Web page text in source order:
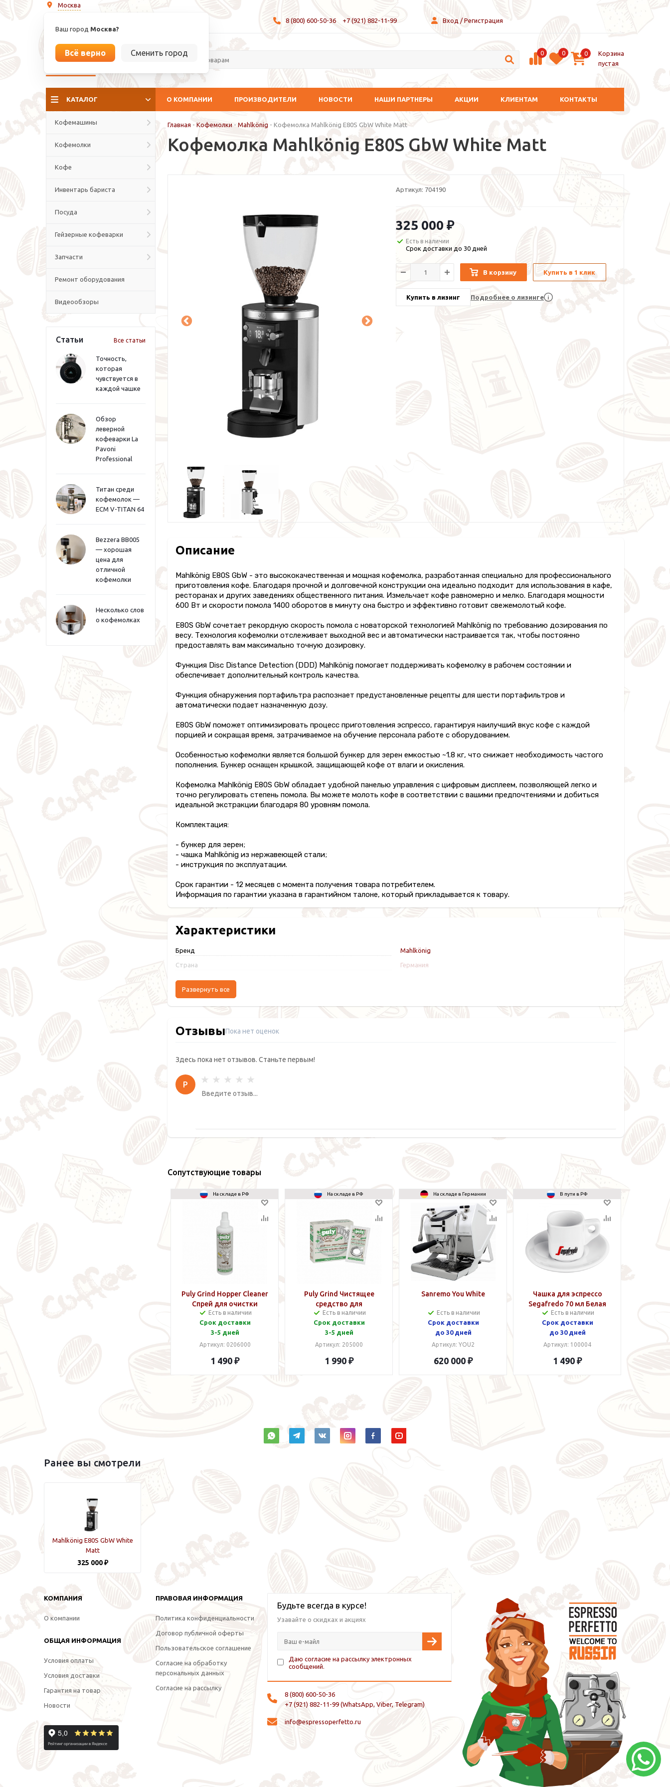
Москва
Ваш город Москва?
Всё верно Сменить город
8 (800) 600-50-36 +7 (921) 882-11-99 Вход / Регистрация
La culture del caffé 0 0 0
Корзина
пустая
КАТАЛОГ О КОМПАНИИ ПРОИЗВОДИТЕЛИ НОВОСТИ НАШИ ПАРТНЕРЫ АКЦИИ КЛИЕНТАМ КОНТАКТЫ
Кофемашины
Кофемолки
Кофе
Инвентарь бариста
Посуда
Гейзерные кофеварки
Запчасти
Ремонт оборудования
Видеообзоры
Статьи Все статьи
Точность,
которая
чувствуется в
каждой чашке
Обзор
леверной
кофеварки La
Pavoni
Professional
Титан среди
кофемолок —
ECM V-TITAN 64
Bezzera BB005
— хорошая
цена для
отличной
кофемолки
Несколько слов
о кофемолках
Главная - Кофемолки - Mahlkönig - Кофемолка Mahlkönig E80S GbW White Matt
Кофемолка Mahlkönig E80S GbW White Matt
Артикул: 704190
325 000 ₽
Есть в наличии
Срок доставки до 30 дней
В корзину Купить в 1 клик
Купить в лизинг Подробнее о лизинге
Описание
Mahlkönig E80S GbW - это высококачественная и мощная кофемолка, разработанная специально для профессионального
приготовления кофе. Благодаря прочной и долговечной конструкции она идеально подходит для использования в кафе,
ресторанах и других заведениях общественного питания. Измельчает кофе равномерно и мелко. Благодаря мощности
600 Вт и скорости помола 1400 оборотов в минуту она быстро и эффективно готовит свежемолотый кофе.
E80S GbW сочетает рекордную скорость помола с новаторской технологией Mahlkönig по требованию дозирования по
весу. Технология кофемолки отслеживает выходной вес и автоматически настраивается так, чтобы постоянно
предоставлять вам максимально точную дозировку.
Функция Disc Distance Detection (DDD) Mahlkönig помогает поддерживать кофемолку в рабочем состоянии и
обеспечивает дополнительный контроль качества.
Функция обнаружения портафильтра распознает предустановленные рецепты для шести портафильтров и
автоматически подает назначенную дозу.
E80S GbW поможет оптимизировать процесс приготовления эспрессо, гарантируя наилучший вкус кофе с каждой
порцией и сокращая время, затрачиваемое на обучение персонала работе с оборудованием.
Особенностью кофемолки является большой бункер для зерен емкостью ~1.8 кг, что снижает необходимость частого
пополнения. Бункер оснащен крышкой, защищающей кофе от влаги и окисления.
Кофемолка Mahlkönig E80S GbW обладает удобной панелью управления с цифровым дисплеем, позволяющей легко и
точно регулировать степень помола. Вы можете молоть кофе в соответствии с вашими предпочтениями и добиться
идеальной экстракции благодаря 80 уровням помола.
Комплектация:
- бункер для зерен;
- чашка Mahlkönig из нержавеющей стали;
- инструкция по эксплуатации.
Срок гарантии - 12 месяцев с момента получения товара потребителем.
Информация по гарантии указана в гарантийном талоне, который прикладывается к товару.
Характеристики
Бренд Mahlkönig
Страна Германия
Развернуть все
ОтзывыПока нет оценок
Здесь пока нет отзывов. Станьте первым!
Р
Сопутствующие товары
На складе в РФ
Puly Grind Hopper Cleaner
Спрей для очистки
бункеров для зерен 200
мл
Есть в наличии
Срок доставки
3-5 дней
Артикул: 0206000
1 490 ₽
На складе в РФ
Puly Grind Чистящее
средство для
кофемолки
Есть в наличии
Срок доставки
3-5 дней
Артикул: 205000
1 990 ₽
На складе в Германии
Sanremo You White
Есть в наличии
Срок доставки
до 30 дней
Артикул: YOU2
620 000 ₽
В пути в РФ
Чашка для эспрессо
Segafredo 70 мл Белая
Есть в наличии
Срок доставки
до 30 дней
Артикул: 100004
1 490 ₽
Ранее вы смотрели
Mahlkönig E80S GbW White
Matt
325 000 ₽
КОМПАНИЯ
О компании
ОБЩАЯ ИНФОРМАЦИЯ
Условия оплаты
Условия доставки
Гарантия на товар
Новости
ПРАВОВАЯ ИНФОРМАЦИЯ
Политика конфиденциальности
Договор публичной оферты
Пользовательское соглашение
Согласие на обработку
персональных данных
Согласие на рассылку
Будьте всегда в курсе!
Узавайте о скидках и акциях
Даю согласие на рассылку электронных
сообщений.
8 (800) 600-50-36
+7 (921) 882-11-99 (WhatsApp, Viber, Telegram)
info@espressoperfetto.ru